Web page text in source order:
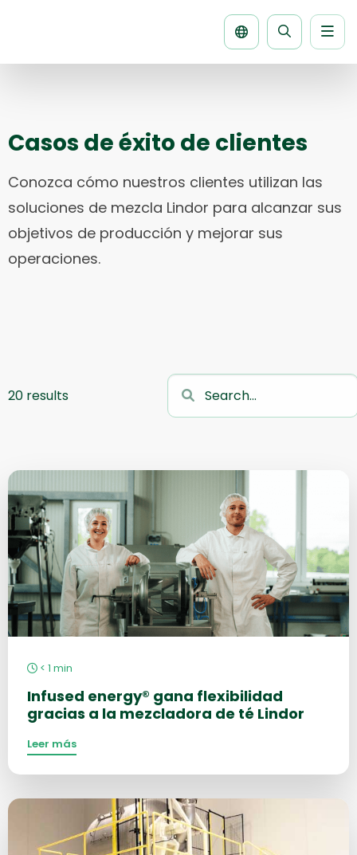
Buscar
Casos de éxito de clientes
Conozca cómo nuestros clientes utilizan las
soluciones de mezcla Lindor para alcanzar sus
objetivos de producción y mejorar sus
operaciones.
20 results
Infused energy® gana flexibilidad
gracias a la mezcladora de té Lindor
< 1 min
Leer más
Más
información
sobre
Más
sobre